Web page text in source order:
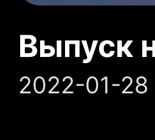
Выпуск
2022-01-28